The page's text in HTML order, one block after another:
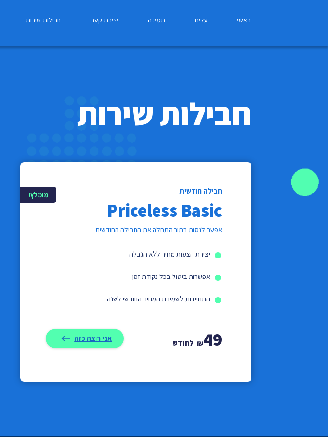
ראשי עלינו תמיכה יצירת קשר חבילות שירות
חבילות שירות
מומלץ! חבילה חודשית
Priceless Basic
אפשר לנסות בתור התחלה את החבילה החודשית
יצירת הצעות מחיר ללא הגבלה
אפשרות ביטול בכל נקודת זמן
התחייבות לשמירת המחיר החודשי לשנה
₪49 לחודש
אני רוצה כזה